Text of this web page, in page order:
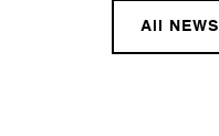
All NEWS